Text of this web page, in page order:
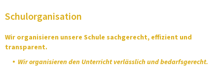
Schulorganisation
Wir organisieren unsere Schule sachgerecht, effizient und
transparent.
Wir organisieren den Unterricht verlässlich und bedarfsgerecht.